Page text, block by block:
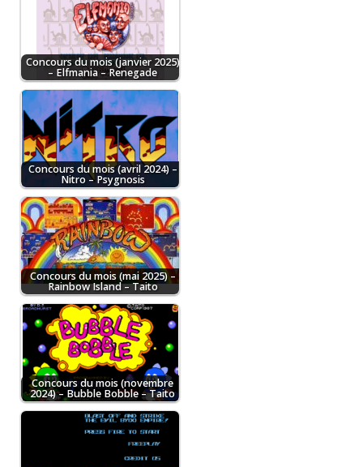
Concours du mois (janvier 2025)
– Elfmania – Renegade
Concours du mois (avril 2024) –
Nitro – Psygnosis
Concours du mois (mai 2025) –
Rainbow Island – Taito
Concours du mois (novembre
2024) – Bubble Bobble – Taito